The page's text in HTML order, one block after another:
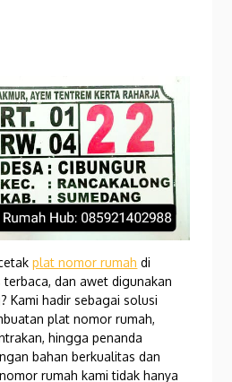
plat nomor rumah di
dan awet digunakan
Kami hadir sebagai solusi
plat nomor rumah,
hingga penanda
bahan berkualitas dan
rumah kami tidak hanya